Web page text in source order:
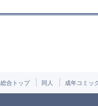
総合トップ 同人 成年コミッ